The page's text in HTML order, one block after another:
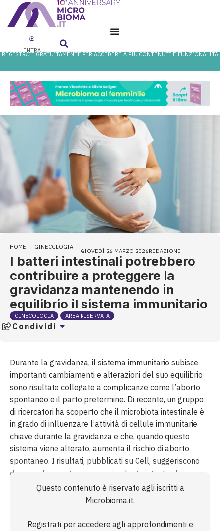
ENTRA
REGISTRATI GRATUITAMENTE PER ACCEDERE A PIÙ CONTENUTI E FUNZIONALITÀ
HOME → GINECOLOGIA
GIOVEDÌ 26 MARZO 2026REDAZIONE
I batteri intestinali potrebbero
contribuire a proteggere la
gravidanza mantenendo in
equilibrio il sistema immunitario
GINECOLOGIA AREA RISERVATA
Condividi
Durante la gravidanza, il sistema immunitario subisce
importanti cambiamenti e alterazioni del suo equilibrio
sono risultate collegate a complicanze come l’aborto
spontaneo e il parto pretermine. Di recente, un gruppo
di ricercatori ha scoperto che il microbiota intestinale è
in grado di influenzare l’attività di cellule immunitarie
chiave durante la gravidanza e che, quando questo
sistema viene alterato, aumenta il rischio di aborto
spontaneo. I risultati, pubblicati su Cell, suggeriscono
dunque che mantenere un microbiota intestinale sano
potrebbe essere fondamentale per prevenire le
complicanze della gravidanza legate a disfunzioni del
Questo contenuto è riservato agli iscritti a
Microbioma.it.
Registrati per accedere agli approfondimenti e